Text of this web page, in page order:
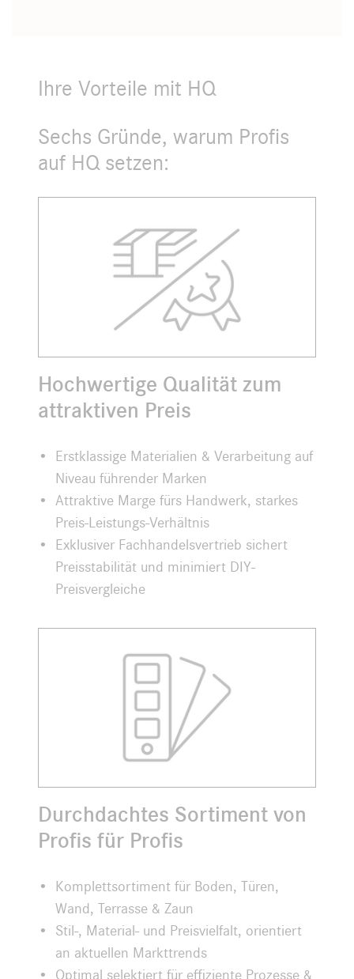
Ihre Vorteile mit HQ
Sechs Gründe, warum Profis
auf HQ setzen:
Hochwertige Qualität zum
attraktiven Preis
Erstklassige Materialien & Verarbeitung auf
Niveau führender Marken
Attraktive Marge fürs Handwerk, starkes
Preis-Leistungs-Verhältnis
Exklusiver Fachhandelsvertrieb sichert
Preisstabilität und minimiert DIY-
Preisvergleiche
Durchdachtes Sortiment von
Profis für Profis
Komplettsortiment für Boden, Türen,
Wand, Terrasse & Zaun
Stil-, Material- und Preisvielfalt, orientiert
an aktuellen Markttrends
Optimal selektiert für effiziente Prozesse &